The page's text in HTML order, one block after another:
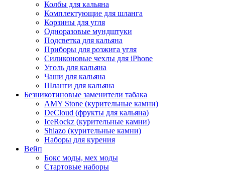
Колбы для кальяна
Комплектующие для шланга
Корзины для угля
Одноразовые мундштуки
Подсветка для кальяна
Приборы для розжига угля
Силиконовые чехлы для iPhone
Уголь для кальяна
Чаши для кальяна
Шланги для кальяна
Безникотиновые заменители табака
AMY Stone (курительные камни)
DeCloud (фрукты для кальяна)
IceRockz (курительные камни)
Shiazo (курительные камни)
Наборы для курения
Вейп
Бокс моды, мех моды
Стартовые наборы